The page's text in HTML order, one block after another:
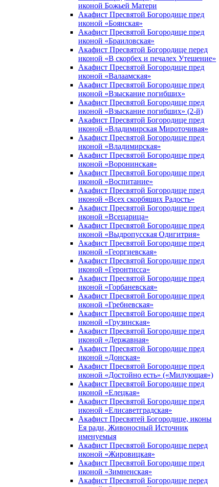
иконой Божьей Матери
Акафист Пресвятой Богородице пред
иконой «Боянская»
Акафист Пресвятой Богородице пред
иконой «Браиловская»
Акафист Пресвятой Богородице перед
иконой «В скорбех и печалех Утешение»
Акафист Пресвятой Богородице пред
иконой «Валаамская»
Акафист Пресвятой Богородице пред
иконой «Взыскание погибших»
Акафист Пресвятой Богородице пред
иконой «Взыскание погибших» (2-й)
Акафист Пресвятой Богородице пред
иконой «Владимирская Мироточивая»
Акафист Пресвятой Богородице пред
иконой «Владимирская»
Акафист Пресвятой Богородице пред
иконой «Воронинская»
Акафист Пресвятой Богородице пред
иконой «Воспитание»
Акафист Пресвятой Богородице пред
иконой «Всех скорбящих Радость»
Акафист Пресвятой Богородице пред
иконой «Всецарица»
Акафист Пресвятой Богородице пред
иконой «Выдропусская Одигитрия»
Акафист Пресвятой Богородице пред
иконой «Георгиевская»
Акафист Пресвятой Богородице пред
иконой «Геронтисса»
Акафист Пресвятой Богородице пред
иконой «Горбаневская»
Акафист Пресвятой Богородице пред
иконой «Гребневская»
Акафист Пресвятой Богородице пред
иконой «Грузинская»
Акафист Пресвятой Богородице пред
иконой «Державная»
Акафист Пресвятой Богородице пред
иконой «Донская»
Акафист Пресвятой Богородице пред
иконой «Достойно есть» («Милующая»)
Акафист Пресвятой Богородице пред
иконой «Елецкая»
Акафист Пресвятой Богородице пред
иконой «Елисаветградская»
Акафист Пресвятей Богородице, иконы
Ея ради, Живоносный Источник
именуемыя
Акафист Пресвятой Богородице перед
иконой «Жировицкая»
Акафист Пресвятой Богородице пред
иконой «Зимненская»
Акафист Пресвятой Богородице перед